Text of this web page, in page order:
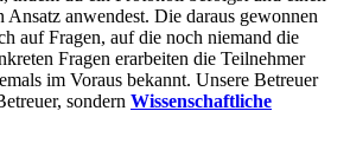
Ansatz anwendest. Die daraus gewonnen
auf Fragen, auf die noch niemand die
Fragen erarbeiten die Teilnehmer
im Voraus bekannt. Unsere Betreuer
sondern Wissenschaftliche